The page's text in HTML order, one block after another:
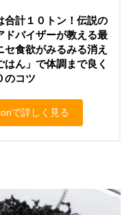
合計１０トン！伝説の
ドバイザーが教える最
食欲がみるみる消え
はん」で体調まで良く
のコツ
で詳しく見る